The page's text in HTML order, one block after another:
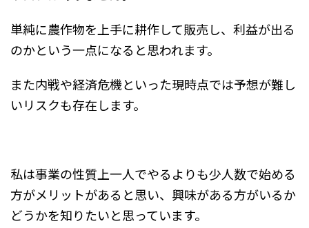
単純に農作物を上手に耕作して販売し、利益が出る
のかという一点になると思われます。
また内戦や経済危機といった現時点では予想が難し
いリスクも存在します。
私は事業の性質上一人でやるよりも少人数で始める
方がメリットがあると思い、興味がある方がいるか
どうかを知りたいと思っています。